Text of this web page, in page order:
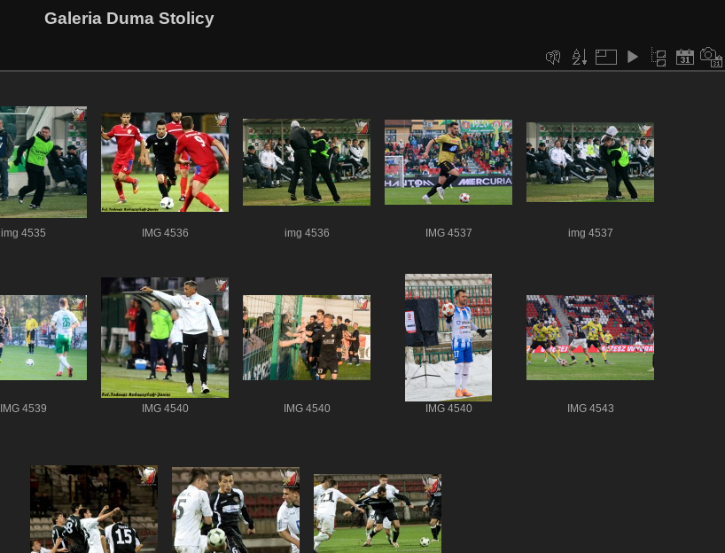
Galeria Duma Stolicy
img 4535 IMG 4536 img 4536 IMG 4537 img 4537
IMG 4539 IMG 4540 IMG 4540 IMG 4540 IMG 4543